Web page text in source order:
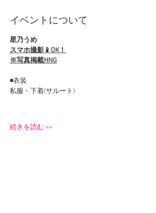
イベントについて
星乃うめ
スマホ撮影📱OK！
※写真掲載HNG
◾️衣装
私服・下着(サルート)
続きを読む >>